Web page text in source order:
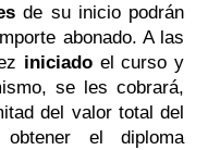
de su inicio podrán
abonado. A las
iniciadoel curso y
se les cobrará,
del valor total del
el diploma